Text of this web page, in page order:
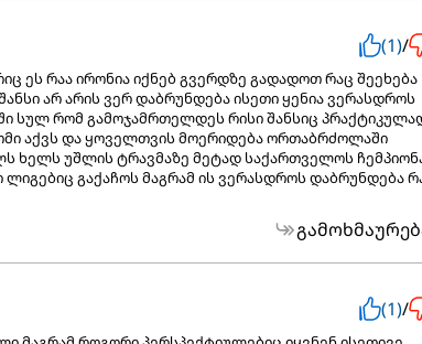
(1)/
ეს რაა ირონია იქნებ გვერდზე გადადოთ რაც შეეხება
არ არის ვერ დაბრუნდება ისეთი ყენია ვერასდროს
სულ რომ გამოჯამრთელდეს რისი შანსიც
აქვს და ყოველთვის მოერიდება ორთაბრძოლაში
ხელს უშლის ტრავმაზე მეტად საქართველოს
გაქაჩოს მაგრამ ის ვერასდროს დაბრუნდება
(1)/